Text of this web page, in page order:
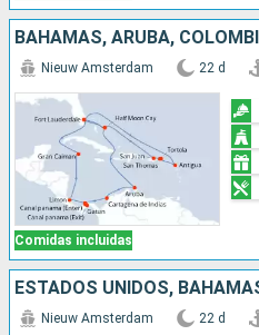
Comidas incluidas
Nieuw Amsterdam 22 d
Nieuw Amsterdam 22 d